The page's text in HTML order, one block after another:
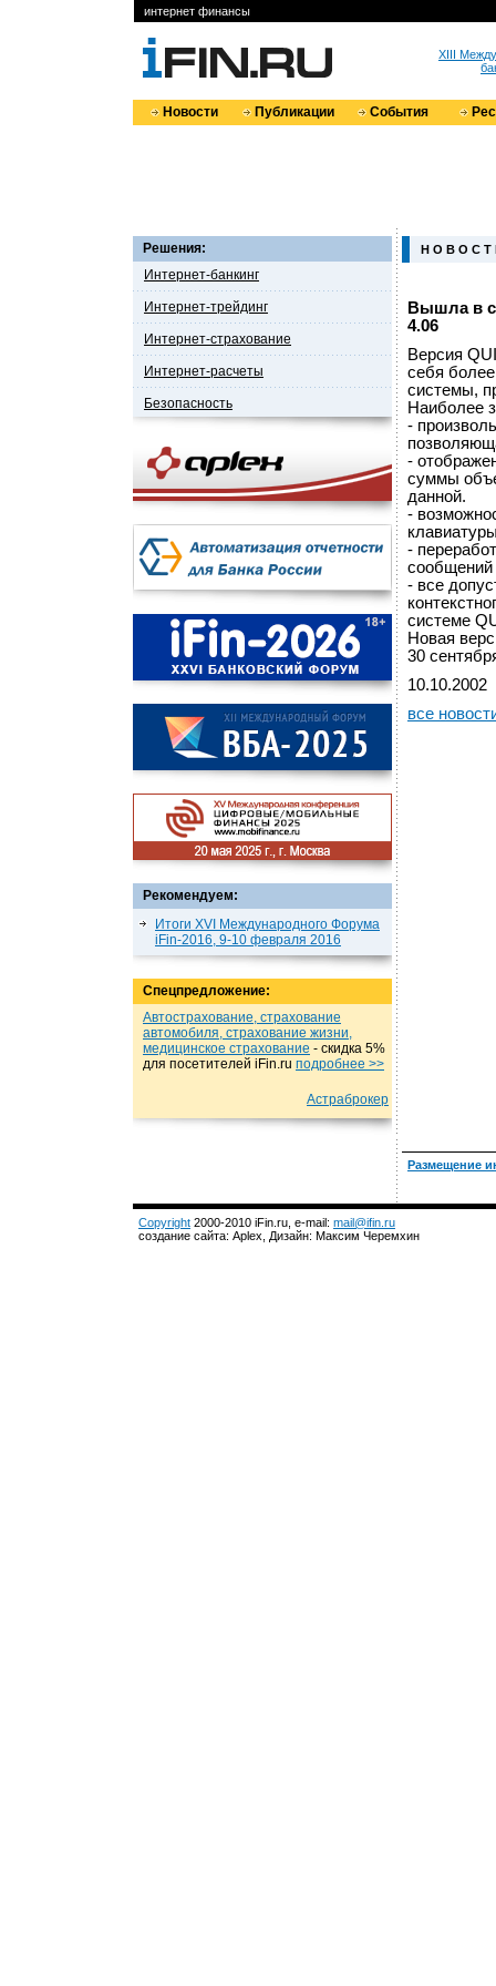
интернет финансы
XIII
Новости Публикации События
Решения:
Интернет-банкинг
Интернет-трейдинг
Интернет-страхование
Интернет-расчеты
Безопасность
Рекомендуем:
Итоги XVI Международного Форума
iFin-2016, 9-10 февраля 2016
Спецпредложение:
Автострахование, страхование
автомобиля, страхование жизни,
медицинское страхование - cкидка 5%
для посетителей iFin.ru подробнеe >>
Астраброкер
Н О В О С Т
Вышла в
4.06
Версия
себя
системы,
Наиболее
-
-
суммы
данной.
-
-
сообщений
- все
системе
Новая
30
10.10.2002
все
Размещение
Copyright 2000-2010 iFin.ru, e-mail: mail@ifin.ru
создание сайта: Aplex, Дизайн: Максим Черемхин